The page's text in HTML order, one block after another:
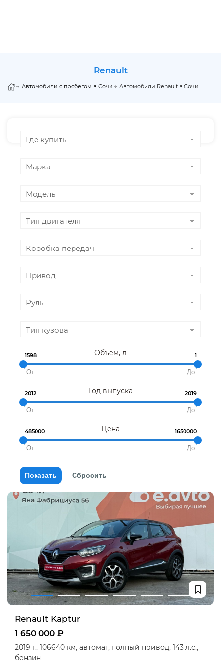
renault
Автомобили с пробегом в Сочи Автомобили Renault в Сочи
Где купить
Марка
Модель
Тип двигателя
Коробка передач
Привод
Руль
Тип кузова
Объем, л
1598 1
Год выпуска
2012 2019
Цена
485000 1650000
Renault Kaptur
1 650 000 ₽
2019 г., 106640 км, автомат, полный привод, 143 л.с.,
бензин